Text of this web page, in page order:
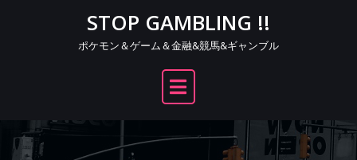
STOP GAMBLING !!
ポケモン＆ゲーム＆金融&競馬&ギャンブル